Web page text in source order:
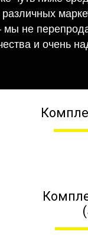
не
и очень